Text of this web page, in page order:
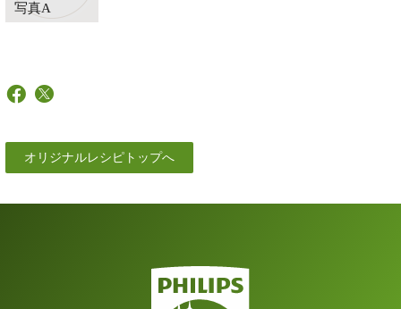
写真A
オリジナルレシピトップへ